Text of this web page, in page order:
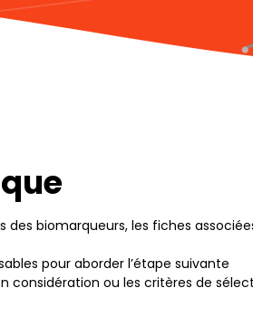
biomarqueurs, les fiches
pour aborder l’étape suivante
considération ou les critères de